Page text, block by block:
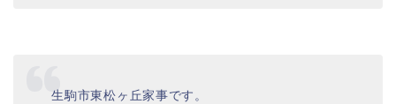
生駒市東松ヶ丘家事です。